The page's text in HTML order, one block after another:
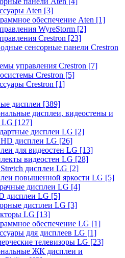
Aten [3]
обеспечение Aten [1]
WyreStorm [2]
Crestron [23]
сенсорные панели Crestron
управления Crestron [7]
Crestron [5]
Crestron [1]
дисплеи [389]
дисплеи, видеостены и
LG [127]
дисплеи LG [2]
дисплеи LG [26]
для видеостен LG [13]
видеостен LG [28]
дисплеи LG [2]
повышенной яркости LG [5]
дисплеи LG [4]
дисплеи LG [5]
дисплеи LG [3]
LG [13]
обеспечение LG [1]
для дисплеев LG [1]
телевизоры LG [23]
ЖК дисплеи и